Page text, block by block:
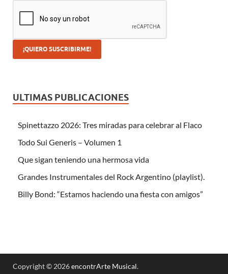
ULTIMAS PUBLICACIONES
Spinettazzo 2026: Tres miradas para celebrar al Flaco
Todo Sui Generis – Volumen 1
Que sigan teniendo una hermosa vida
Grandes Instrumentales del Rock Argentino (playlist).
Billy Bond: “Estamos haciendo una fiesta con amigos”
Copyright © 2026encontrArte Musical.